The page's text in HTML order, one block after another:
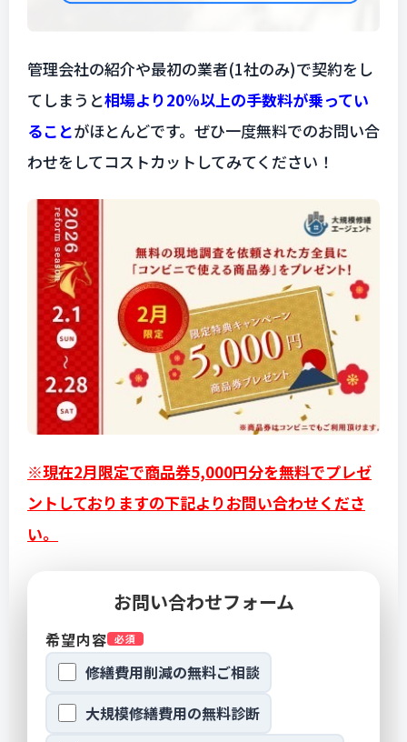
管理会社の紹介や最初の業者(1社のみ)で契約をし
てしまうと相場より20%以上の手数料が乗ってい
ることがほとんどです。ぜひ一度無料でのお問い合
わせをしてコストカットしてみてください！
※現在2月限定で商品券5,000円分を無料でプレゼ
ントしておりますの下記よりお問い合わせくださ
い。
お問い合わせフォーム
希望内容 必須
修繕費用削減の無料ご相談
大規模修繕費用の無料診断